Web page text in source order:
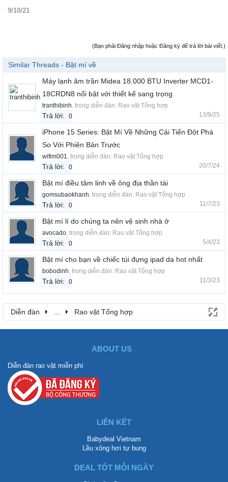
9/10/21
(Bạn phải Đăng nhập hoặc Đăng ký để trả lời bài viết.)
Similar Threads - Bật mí về
Máy lạnh âm trần Midea 18.000 BTU Inverter MCD1-
18CRDN8 nổi bật với thiết kế sang trọng
tranthibinh, trong diễn đàn: Rao vặt Tổng hợp
Trả lời: 0 13/9/25
iPhone 15 Series: Bật Mí Về Những Cải Tiến Đột Phá
So Với Phiên Bản Trước
wifim001, trong diễn đàn: Rao vặt Tổng hợp
Trả lời: 0 20/7/24
Bật mí điều tâm linh về ông địa thần tài
gomsubaokhanh, trong diễn đàn: Rao vặt Tổng hợp
Trả lời: 0 11/7/23
Bật mí lí do chúng ta nên vệ sinh nhà ở
avocado, trong diễn đàn: Rao vặt Tổng hợp
Trả lời: 0 5/4/23
Bật mí cho bạn về chiếc túi đựng ipad da hot nhất
bobodinh, trong diễn đàn: Rao vặt Tổng hợp
Trả lời: 0 11/3/23
Diễn đàn ... Rao vặt Tổng hợp
ABOUT US
Diễn đàn rao vặt miễn phí
LIÊN KẾT
Babydeal Vietnam
Lều xông hơi tự bung
DEAL TỐT MỖI NGÀY